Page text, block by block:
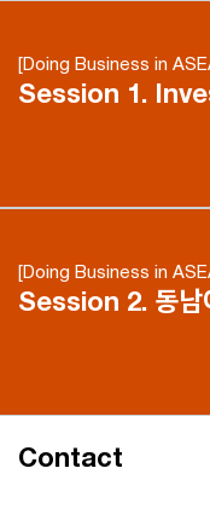
[Doing Business in
Session 1.
[Doing Business in
Session 2. 동
Contact